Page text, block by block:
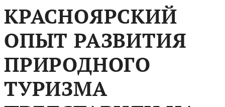
​КРАСНОЯРСКИЙ
ОПЫТ РАЗВИТИЯ
ПРИРОДНОГО
ТУРИЗМА